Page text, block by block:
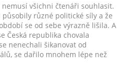
všichni čtenáři souhlasit.
působily různé politické síly a že
se od sebe výrazně lišila. A
Česká republika chovala
nenechali šikanovat od
se dařilo mnohem lépe než